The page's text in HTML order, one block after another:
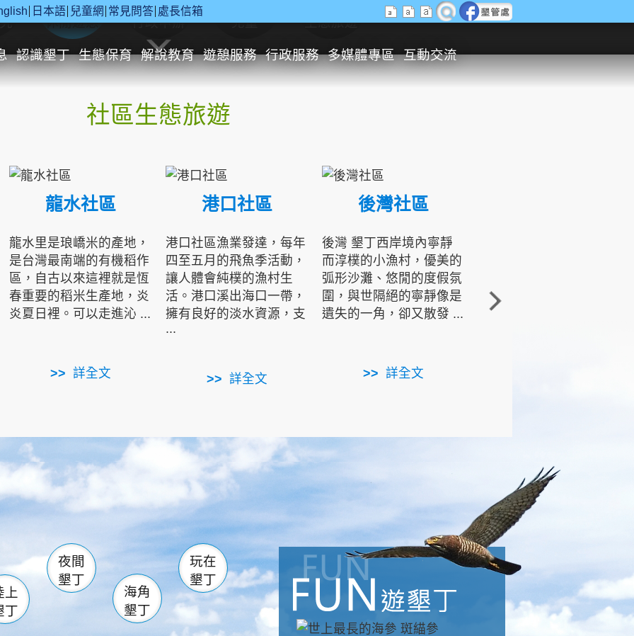
日本語 兒童網 常見問答 處長信箱
認識墾丁 生態保育 解說教育 遊憩服務 行政服務 多媒體專區 互動交流
休閒遊憩 行政申辦 兒童 生態旅遊
社區生態旅遊
龍水社區
龍水里是琅嶠米的產地，
是台灣最南端的有機稻作
區，自古以來這裡就是恆
春重要的稻米生產地，炎
炎夏日裡。可以走進沁 ...
詳全文
港口社區
港口社區漁業發達，每年
四至五月的飛魚季活動，
讓人體會純樸的漁村生
活。港口溪出海口一帶，
擁有良好的淡水資源，支
...
詳全文
後灣社區
後灣 墾丁西岸境內寧靜
而淳樸的小漁村，優美的
弧形沙灘、悠閒的度假氛
圍，與世隔絕的寧靜像是
遺失的一角，卻又散發 ...
詳全文
角的端點，冬季海浪拍打
著礁岸，旺盛的侵蝕作
南仁湖
滿州 佳樂水
森林遊樂區
墾管處遊客中心
社頂公園 風吹沙
船帆石 龍磐公園
香蕉灣 龍坑
鵝鑾鼻
上
丁
夜間
墾丁
海角
墾丁
玩在
墾丁